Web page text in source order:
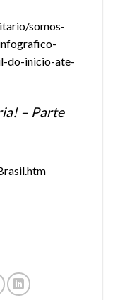
somos-
do-inicio-ate-
– Parte